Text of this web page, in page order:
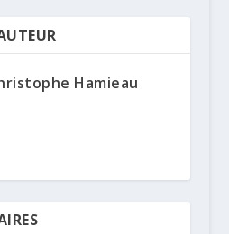
Hamieau